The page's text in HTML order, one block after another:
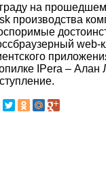
на прошедшем
производства
web-
IPera – Алан